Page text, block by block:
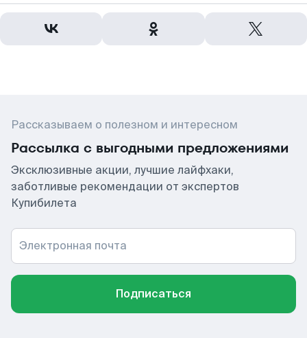
Рассказываем о полезном и интересном
Рассылка с выгодными предложениями
Эксклюзивные акции, лучшие лайфхаки,
заботливые рекомендации от экспертов
Купибилета
Электронная почта
Подписаться